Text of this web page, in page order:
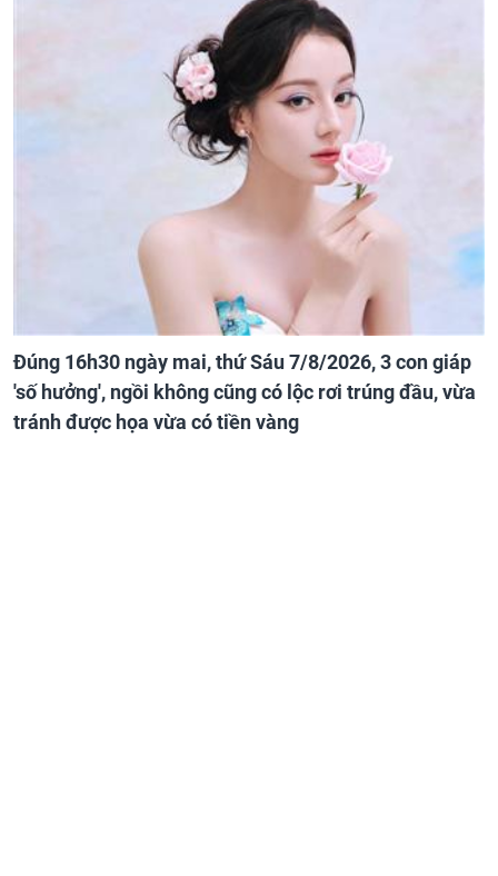
Đúng 16h30 ngày mai, thứ Sáu 7/8/2026, 3 con giáp
'số hưởng', ngồi không cũng có lộc rơi trúng đầu, vừa
tránh được họa vừa có tiền vàng